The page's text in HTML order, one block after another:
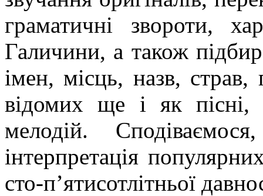
граматичні звороти,
Галичини, а також
імен, місць, назв,
відомих ще і як
мелодій.
інтерпретація
сто-п’ятисотлітньої